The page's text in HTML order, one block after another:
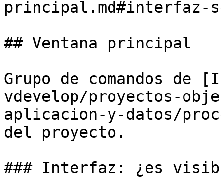
principal.md#interfaz-
## Ventana principal
Grupo de comandos
vdevelop/proyectos-
aplicacion-y-datos/
del proyecto.
### Interfaz: ¿es